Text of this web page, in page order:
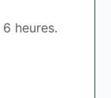
heures.